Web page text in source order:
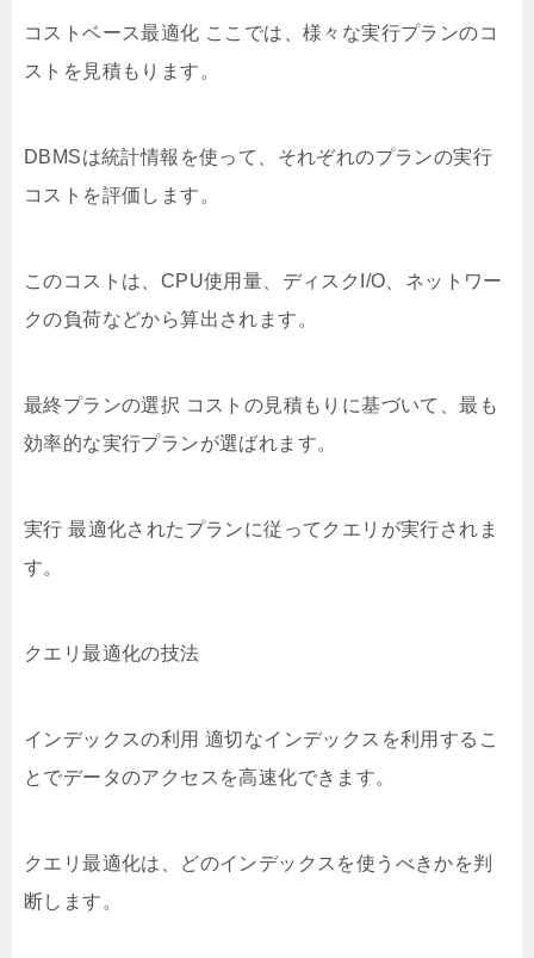
コストベース最適化 ここでは、様々な実行プランのコ
ストを見積もります。
DBMSは統計情報を使って、それぞれのプランの実行
コストを評価します。
このコストは、CPU使用量、ディスクI/O、ネットワー
クの負荷などから算出されます。
最終プランの選択 コストの見積もりに基づいて、最も
効率的な実行プランが選ばれます。
実行 最適化されたプランに従ってクエリが実行されま
す。
クエリ最適化の技法
インデックスの利用 適切なインデックスを利用するこ
とでデータのアクセスを高速化できます。
クエリ最適化は、どのインデックスを使うべきかを判
断します。